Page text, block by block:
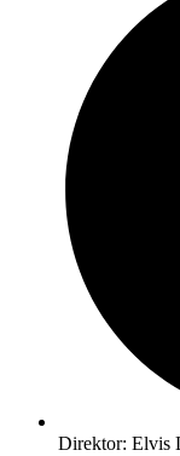
Direktor: Elvis